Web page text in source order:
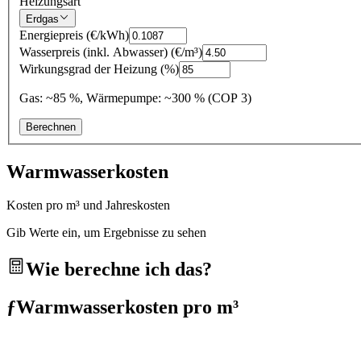
Erdgas
Energiepreis (€/kWh)
Wasserpreis (inkl. Abwasser) (€/m³)
Wirkungsgrad der Heizung (%)
Gas: ~85 %, Wärmepumpe: ~300 % (COP 3)
Berechnen
Warmwasserkosten
Kosten pro m³ und Jahreskosten
Gib Werte ein, um Ergebnisse zu sehen
Wie berechne ich das?
ƒWarmwasserkosten pro m³